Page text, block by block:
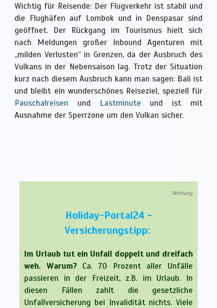
Wichtig für Reisende: Der Flugverkehr ist stabil und
die Flughäfen auf Lombok und in Denspasar sind
geöffnet. Der Rückgang im Tourismus hielt sich
nach Meldungen großer Inbound Agenturen mit
„milden Verlusten“ in Grenzen, da der Ausbruch des
Vulkans in der Nebensaison lag. Trotz der Situation
kurz nach diesem Ausbruch kann man sagen: Bali ist
und bleibt ein wunderschönes Reiseziel, speziell für
Pauschalreisen und Lastminute und ist mit
Ausnahme der Sperrzone um den Vulkan sicher.
Werbung
Holiday-Portal24 -
Versicherungstipp:
Im Urlaub tut ein Unfall doppelt und dreifach
weh. Warum? Ca. 70 Prozent aller Unfälle
passieren in der Freizeit, z.B. im Urlaub. In
diesen Fällen zahlt die gesetzliche
Unfallversicherung bei Invalidität nichts. Viele